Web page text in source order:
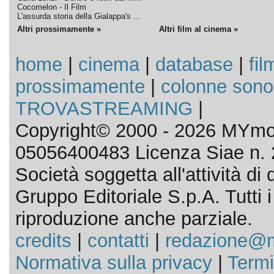
Cocomelon - Il Film
L'assurda storia della Gialappa's ...
Altri prossimamente » Altri film al cinema »
home cinema| database
prossimamente
colonne
TROVASTREAMING
Copyright© 2000 - 2026
05056400483 Licenza Siae n.
Società soggetta all'attività di
Gruppo Editoriale S.p.A. Tutti
riproduzione anche parziale.
credits
contatti
Normativa sulla privacy|